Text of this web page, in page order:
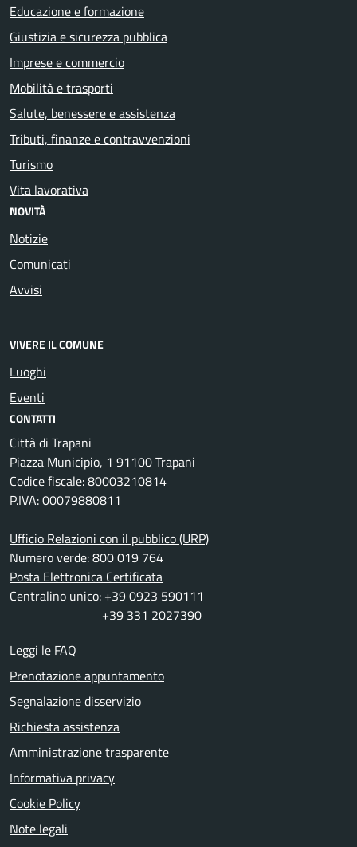
Educazione e formazione
Giustizia e sicurezza pubblica
Imprese e commercio
Mobilità e trasporti
Salute, benessere e assistenza
Tributi, finanze e contravvenzioni
Turismo
Vita lavorativa
NOVITÀ
Notizie
Comunicati
Avvisi
VIVERE IL COMUNE
Luoghi
Eventi
CONTATTI
Città di Trapani
Piazza Municipio, 1 91100 Trapani
Codice fiscale: 80003210814
P.IVA: 00079880811
Ufficio Relazioni con il pubblico (URP)
Numero verde: 800 019 764
Posta Elettronica Certificata
Centralino unico: +39 0923 590111
+39 331 2027390
Leggi le FAQ
Prenotazione appuntamento
Segnalazione disservizio
Richiesta assistenza
Amministrazione trasparente
Informativa privacy
Cookie Policy
Note legali